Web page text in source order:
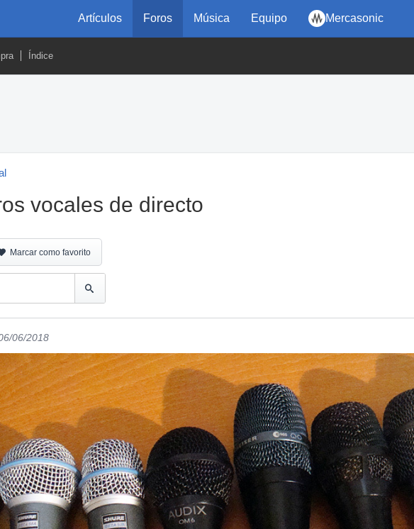
Artículos Foros Música Equipo Mercasonic
Índice
vocales de directo
Marcar como favorito
06/2018